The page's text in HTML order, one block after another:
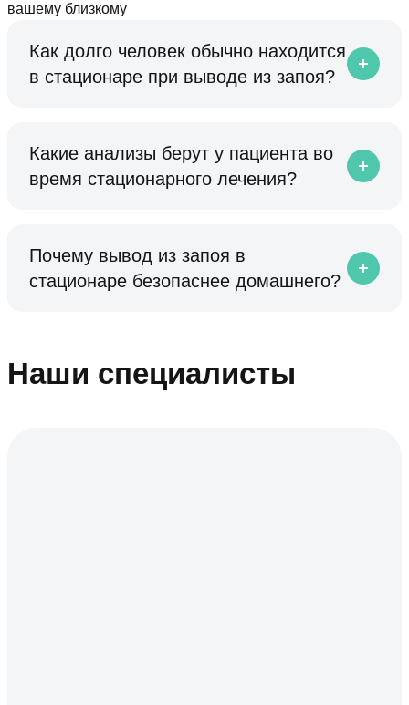
вашему близкому
Как долго человек обычно находится
в стационаре при выводе из запоя?
Какие анализы берут у пациента во
время стационарного лечения?
Почему вывод из запоя в
стационаре безопаснее домашнего?
Наши специалисты